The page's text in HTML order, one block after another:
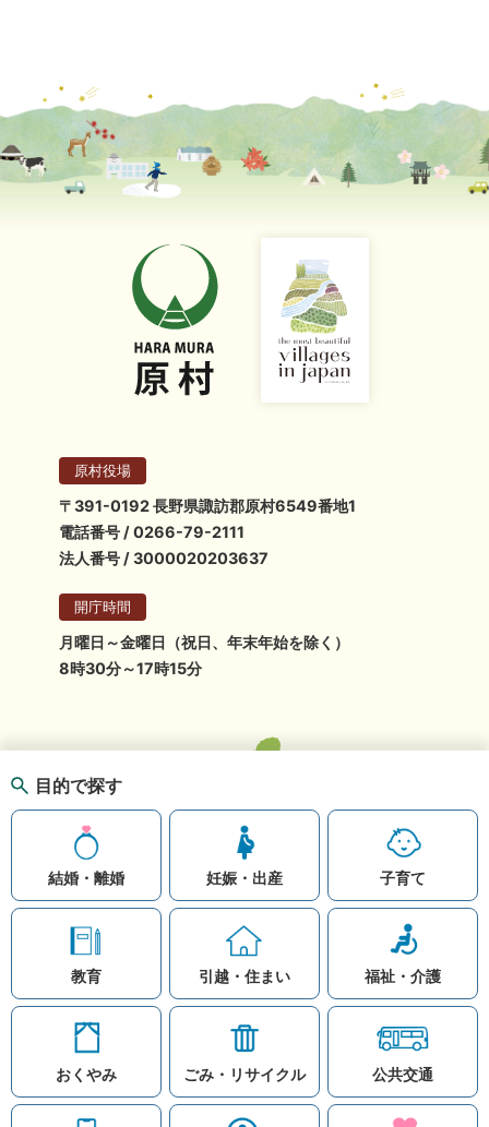
目的で探す
結婚・離婚 妊娠・出産 子育て
教育 引越・住まい 福祉・介護
おくやみ ごみ・リサイクル 公共交通
原村役場
〒391-0192 長野県諏訪郡原村6549番地1
電話番号 / 0266-79-2111
法人番号 / 3000020203637
開庁時間
月曜日～金曜日（祝日、年末年始を除く）
8時30分～17時15分
お問い合わせ リンク集